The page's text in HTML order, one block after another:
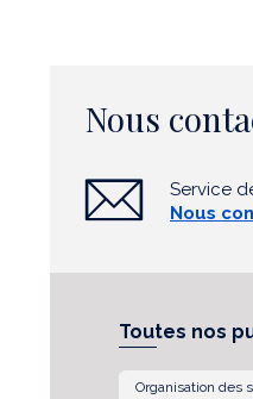
Nous
Service
Nous
Toutes nos
Organisation des